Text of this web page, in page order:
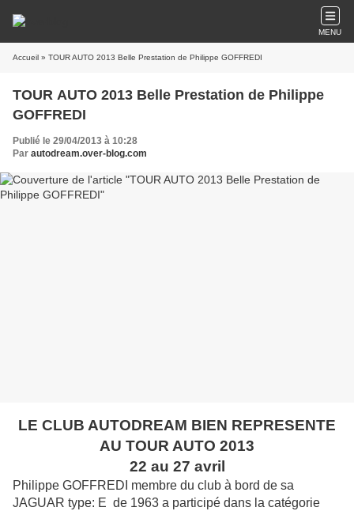
MENU
Accueil » TOUR AUTO 2013 Belle Prestation de Philippe GOFFREDI
TOUR AUTO 2013 Belle Prestation de Philippe
GOFFREDI
Publié le 29/04/2013 à 10:28
Par autodream.over-blog.com
LE CLUB AUTODREAM BIEN REPRESENTE
AU TOUR AUTO 2013
22 au 27 avril
Philippe GOFFREDI membre du club à bord de sa
JAGUAR type: E de 1963 a participé dans la catégorie